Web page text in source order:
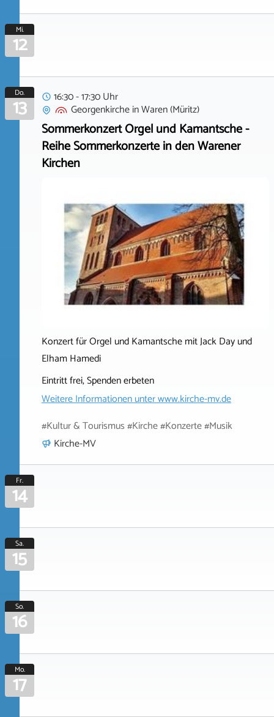
Mi.
12
Do.
13
16:30 - 17:30 Uhr
GeorgenkircheinWaren (Müritz)
Sommerkonzert Orgel und Kamantsche -
Reihe Sommerkonzerte in den Warener
Kirchen
Konzert für Orgel und Kamantsche mit Jack Day und
Elham Hamedi
Eintritt frei, Spenden erbeten
Weitere Informationen unterwww.kirche-mv.de
#Kultur & Tourismus #Kirche #Konzerte #Musik
Kirche-MV
Fr.
14
Sa.
15
So.
16
Mo.
17